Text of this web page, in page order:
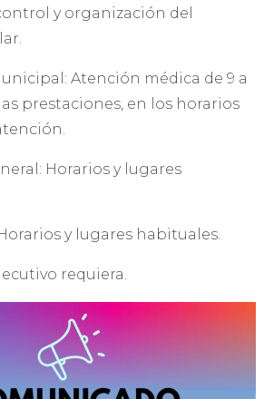
y organización del
Atención médica de 9 a
prestaciones, en los horarios
Horarios y lugares
y lugares habituales.
requiera.